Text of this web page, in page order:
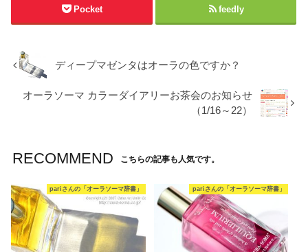
Pocket feedly
ディープマゼンタはオーラの色ですか？
オーラソーマ カラーダイアリーお茶会のお知らせ
（1/16～22）
RECOMMEND こちらの記事も人気です。
pariさんの「オーラソーマ辞書」 pariさんの「オーラソーマ辞書」